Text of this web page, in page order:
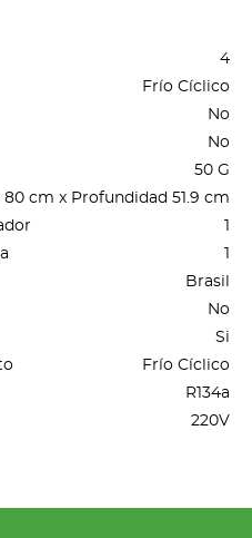
4
Frío Cíclico
No
No
50 G
cm x Profundidad 51.9 cm
1
1
Brasil
No
Si
Frío Cíclico
R134a
220V